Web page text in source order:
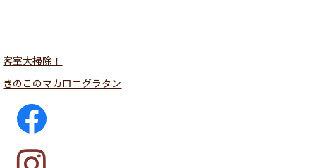
客室大掃除！
きのこのマカロニグラタン